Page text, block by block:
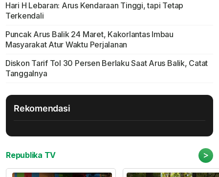
Hari H Lebaran: Arus Kendaraan Tinggi, tapi Tetap
Terkendali
Puncak Arus Balik 24 Maret, Kakorlantas Imbau
Masyarakat Atur Waktu Perjalanan
Diskon Tarif Tol 30 Persen Berlaku Saat Arus Balik, Catat
Tanggalnya
Rekomendasi
Republika TV >